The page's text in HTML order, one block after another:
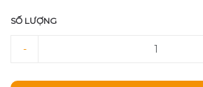
SỐ LƯỢNG
-